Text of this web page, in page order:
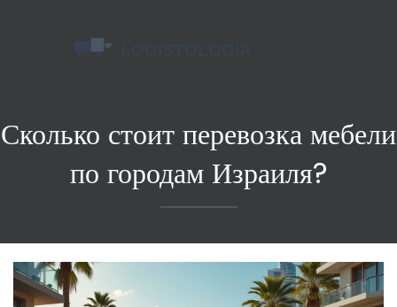
Сколько стоит перевозка мебели
по городам Израиля?